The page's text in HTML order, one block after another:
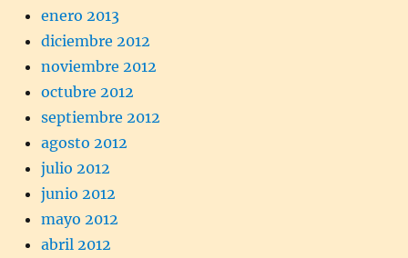
enero 2013
diciembre 2012
noviembre 2012
octubre 2012
septiembre 2012
agosto 2012
julio 2012
junio 2012
mayo 2012
abril 2012